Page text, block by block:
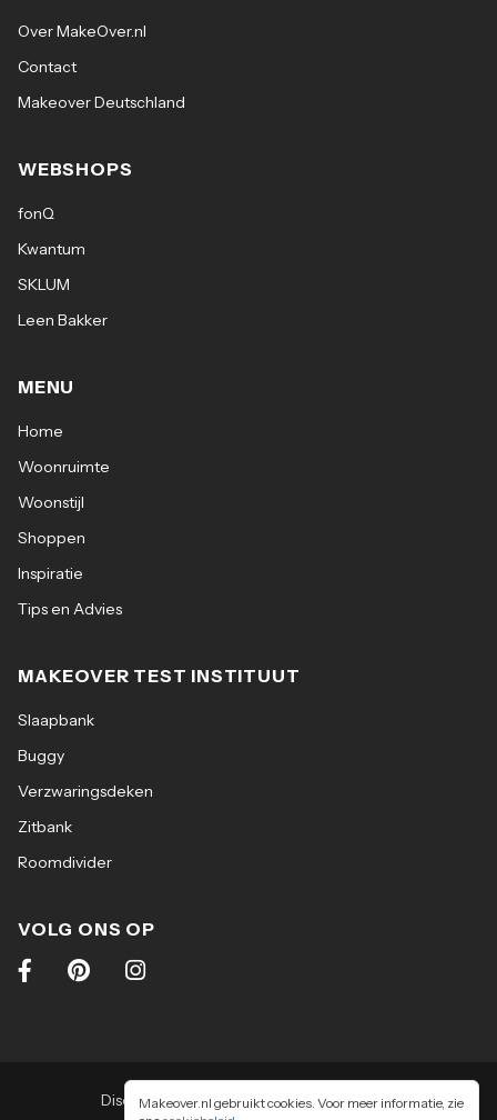
Makeover.nl gebruikt cookies. Voor meer informatie, zie
Over MakeOver.nl
Contact
Makeover Deutschland
WEBSHOPS
fonQ
Kwantum
SKLUM
Leen Bakker
MENU
Home
Woonruimte
Woonstijl
Shoppen
Inspiratie
Tips en Advies
MAKEOVER TEST INSTITUUT
Slaapbank
Buggy
Verzwaringsdeken
Zitbank
Roomdivider
VOLG ONS OP
Disclaimer | Algemene voorwaarden |